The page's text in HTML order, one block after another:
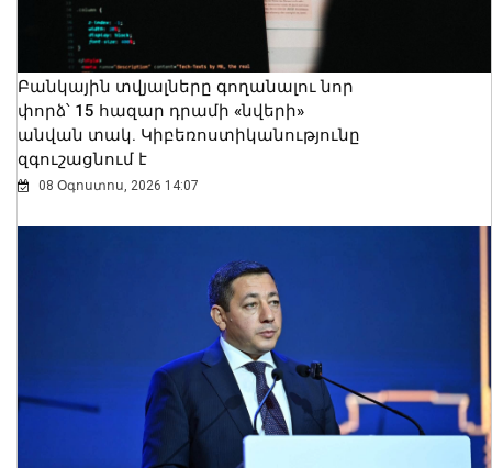
Բանկային տվյալները գողանալու նոր
փորձ՝ 15 հազար դրամի «նվերի»
անվան տակ. Կիբեռոստիկանությունը
զգուշացնում է
08 Օգոստոս, 2026 14:07